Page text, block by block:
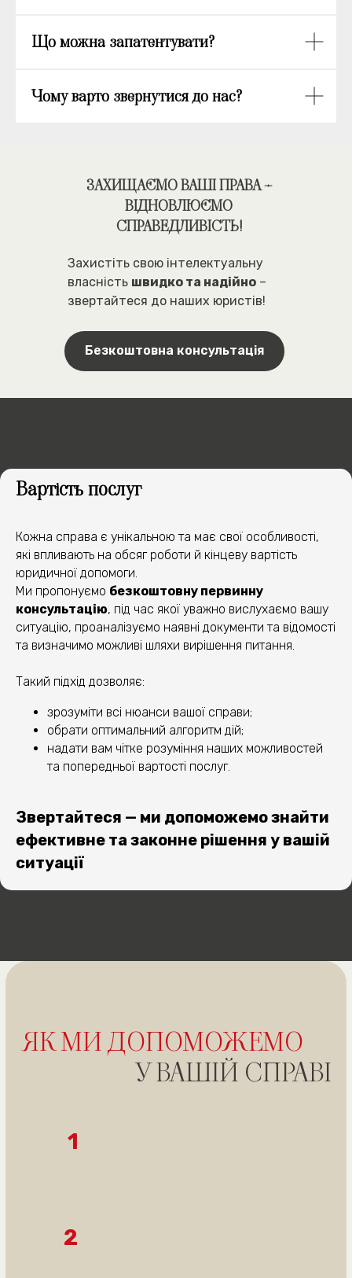
Що можна запатентувати?
Чому варто звернутися до нас?
ЗАХИЩАЄМО ВАШІ ПРАВА –
ВІДНОВЛЮЄМО
СПРАВЕДЛИВІСТЬ!
Захистіть свою інтелектуальну
власність швидко та надійно –
звертайтеся до наших юристів!
Безкоштовна консультація
Вартість послуг
Кожна справа є унікальною та має свої особливості,
які впливають на обсяг роботи й кінцеву вартість
юридичної допомоги.
Ми пропонуємо безкоштовну первинну
консультацію, під час якої уважно вислухаємо вашу
ситуацію, проаналізуємо наявні документи та відомості
та визначимо можливі шляхи вирішення питання.
Такий підхід дозволяє:
зрозуміти всі нюанси вашої справи;
обрати оптимальний алгоритм дій;
надати вам чітке розуміння наших можливостей
та попередньої вартості послуг.
Звертайтеся — ми допоможемо знайти
ефективне та законне рішення у вашій
ситуації
ЯК МИ ДОПОМОЖЕМО
1
2
У ВАШІЙ СПРАВІ
3
4
КОНСУЛЬТАЦІЮ